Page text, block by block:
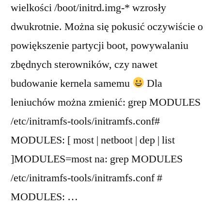
wielkości /boot/initrd.img-* wzrosły
dwukrotnie. Można się pokusić oczywiście o
powiększenie partycji boot, powywalaniu
zbędnych sterowników, czy nawet
budowanie kernela samemu
Dla
leniuchów można zmienić: grep MODULES
/etc/initramfs-tools/initramfs.conf#
MODULES: [ most | netboot | dep | list
]MODULES=most na: grep MODULES
/etc/initramfs-tools/initramfs.conf #
MODULES: …